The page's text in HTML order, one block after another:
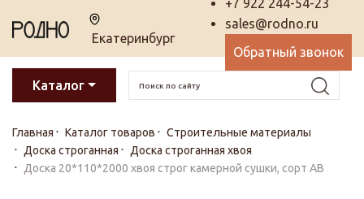
Екатеринбург
+7 922 244-54-23
sales@rodno.ru
Обратный звонок
Каталог
Главная Каталог товаров
Строительные материалы
Доска строганная
Доска строганная хвоя
Доска 20*110*2000 хвоя строг камерной сушки, сорт АВ